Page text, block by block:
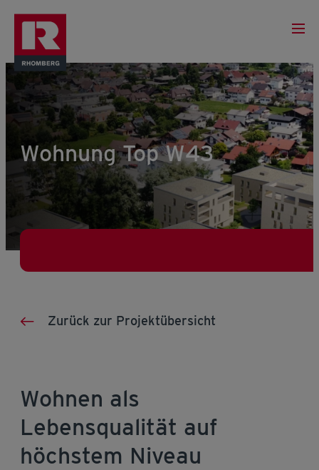
Wohnung Top W43
Zurück zur Projektübersicht
Wohnen als
Lebensqualität auf
höchstem Niveau